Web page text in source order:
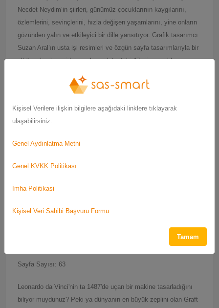
Necdet Neydim’in şiirleri, günümüz çocuklarının kaygılarını,
özlemlerini, sevinçlerini, hızla değişen yaşamlarını, yine onların
gözünden yalın ve etkileyici bir dille yansıtıyor. Grafik tasarımcı
Suzan Aral’ın usta işi resimleri ve özgün sayfa tasarımlarıyla bir
albüm olarak yeniden canlanan kitaptaki 47 şiir, çocuklara
kitabın girişinde diyor ki: “Çocuklar şiirden ve aşktan anlamaz
Onlar her ikisinden de anlarlar, ama onların anladığını herkes
anlayamaz… Bunları neye dayanarak mı söylüyorum?
ben size ıslık çalayım. Ama eğer ıslık çalmayı biliyorsanız,
bırakın şiiri,ıslık çalmaya devam edin. Çünkü ıslık, şiirdir.
Sayfa Sayısı: 63
Leonardo da Vinci'nin ta 1487'de uçan bir makine tasarladığını
biliyor muydunuz? Peki ya dünyanın en büyük zeplini olan Graft
Kişisel Verilere ilişkin bilgilere aşağıdaki linklere tıklayarak
ulaşabilirsiniz.
Genel Aydınlatma Metni
Genel KVKK Politikası
İmha Politikasi
Kişisel Veri Sahibi Başvuru Formu
Tamam